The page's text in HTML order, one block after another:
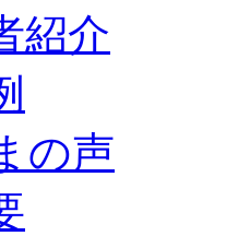
紹介
の声